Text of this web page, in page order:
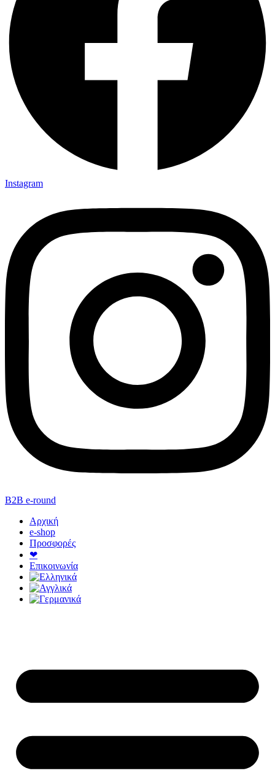
Instagram
B2B e-round
Αρχική
e-shop
Προσφορές
❤
Επικοινωνία